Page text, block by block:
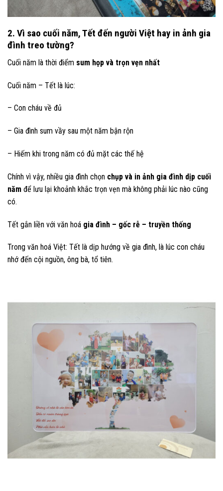
2. Vì sao cuối năm, Tết đến người Việt hay in ảnh gia
đình treo tường?
Cuối năm là thời điểm sum họp và trọn vẹn nhất
Cuối năm – Tết là lúc:
– Con cháu về đủ
– Gia đình sum vầy sau một năm bận rộn
– Hiếm khi trong năm có đủ mặt các thế hệ
Chính vì vậy, nhiều gia đình chọn chụp và in ảnh gia đình dịp cuối
năm để lưu lại khoảnh khắc trọn vẹn mà không phải lúc nào cũng
có.
Tết gắn liền với văn hoá gia đình – gốc rễ – truyền thống
Trong văn hoá Việt: Tết là dịp hướng về gia đình, là lúc con cháu
nhớ đến cội nguồn, ông bà, tổ tiên.